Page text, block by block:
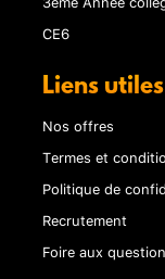
CE6
Liens utiles
Nos offres
Termes et
Politique de
Recrutement
Foire aux